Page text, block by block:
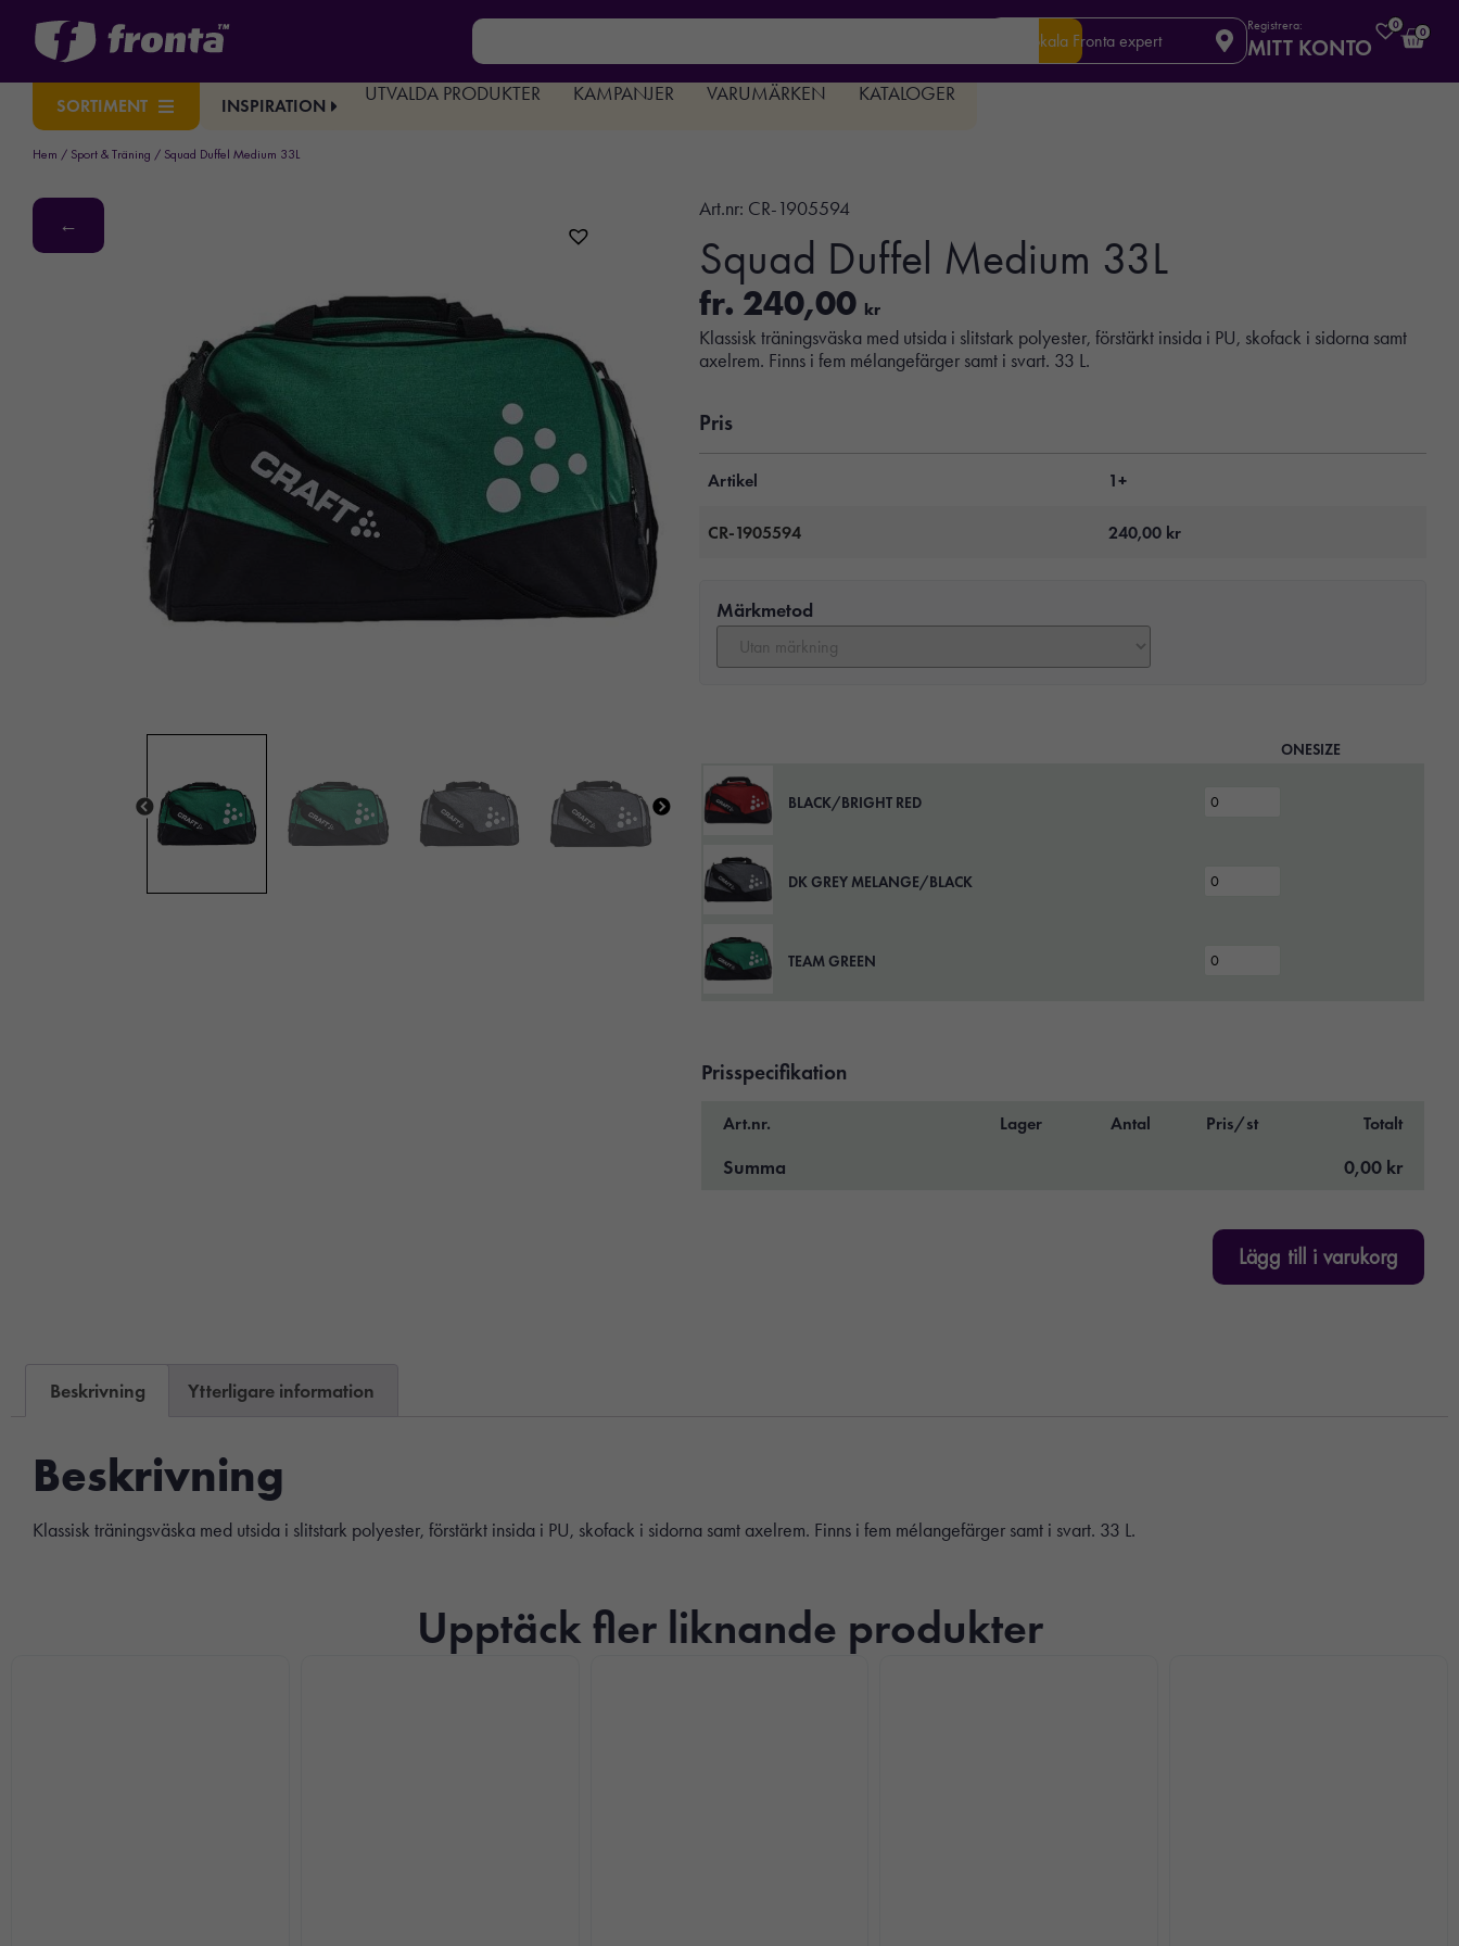
Din lokala Fronta expert
Registrera:
MITT KONTO
0
0
SORTIMENT INSPIRATION
UTVALDA PRODUKTER KAMPANJER VARUMÄRKEN KATALOGER
Hem / Sport & Träning / Squad Duffel Medium 33L
←
Art.nr: CR-1905594
Squad Duffel Medium 33L
fr. 240,00 kr
Klassisk träningsväska med utsida i slitstark polyester, förstärkt insida i PU, skofack i sidorna samt
axelrem. Finns i fem mélangefärger samt i svart. 33 L.
Pris
Artikel 1+
CR-1905594 240,00 kr
Märkmetod
ONESIZE
BLACK/BRIGHT RED
DK GREY MELANGE/BLACK
TEAM GREEN
Prisspecifikation
Art.nr. Lager Antal Pris/st Totalt
Summa 0,00 kr
Lägg till i varukorg
Beskrivning Ytterligare information
Beskrivning
Klassisk träningsväska med utsida i slitstark polyester, förstärkt insida i PU, skofack i sidorna samt axelrem. Finns i fem mélangefärger samt i svart. 33 L.
Upptäck fler liknande produkter